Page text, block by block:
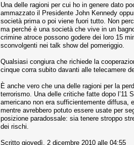
Una delle ragioni per cui ho in genere dato
ammazzato il Presidente John Kennedy
società prima o poi viene fuori tutto. Non
ma perché è una società che vive in un
crimine atroce possono godere dei loro 15
sconvolgenti nei talk show del pomeriggio.
Qualsiasi congiura che richiede la
cinque corra subito davanti alle telecamere
È anche vero che una delle ragioni per la
terrorismo. Una delle critiche fatte dopo l’11
americano non era sufficientemente diffusa,
mentre avrebbero potuto essere usate per
posizione paradossale: sia tenere stroppo
dei rischi.
Scritto giovedì, 2 dicembre 2010 alle 04:55